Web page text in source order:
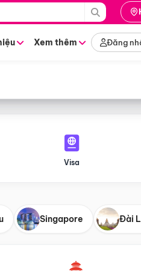
Xem thêm Đăng
Visa
Singapore Đài